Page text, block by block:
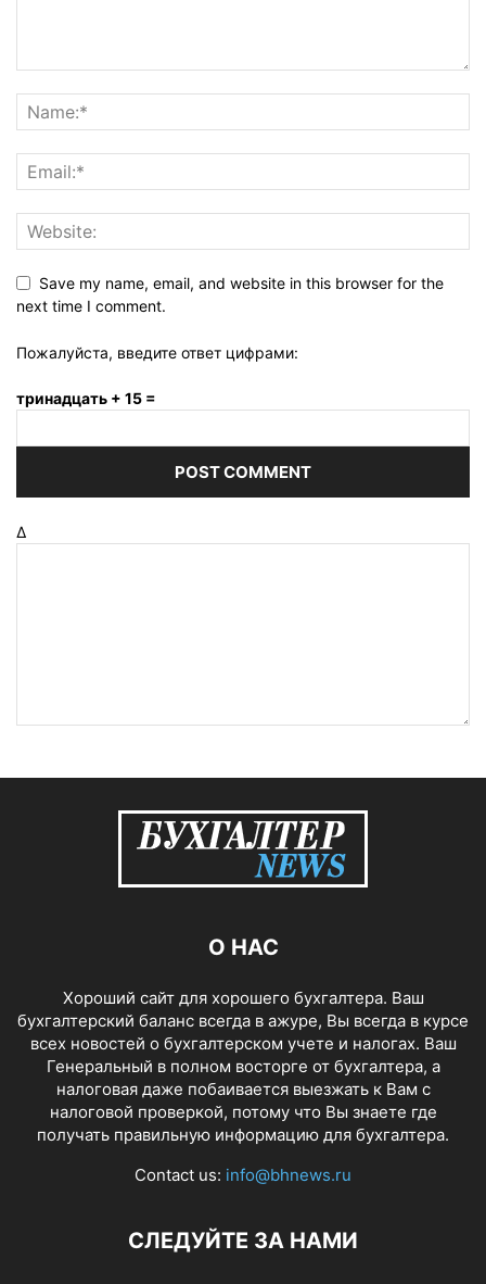
Save my name, email, and website in this browser for the
next time I comment.
Пожалуйста, введите ответ цифрами:
тринадцать + 15 =
Δ
О НАС
Хороший сайт для хорошего бухгалтера. Ваш
бухгалтерский баланс всегда в ажуре, Вы всегда в курсе
всех новостей о бухгалтерском учете и налогах. Ваш
Генеральный в полном восторге от бухгалтера, а
налоговая даже побаивается выезжать к Вам с
налоговой проверкой, потому что Вы знаете где
получать правильную информацию для бухгалтера.
Contact us: info@bhnews.ru
СЛЕДУЙТЕ ЗА НАМИ